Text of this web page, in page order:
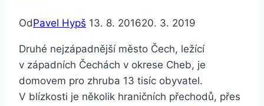
OdPavel Hypš 13. 8. 201620. 3. 2019
Druhé nejzápadnější město Čech, ležící
v západních Čechách v okrese Cheb, je
domovem pro zhruba 13 tisíc obyvatel.
V blízkosti je několik hraničních přechodů, přes